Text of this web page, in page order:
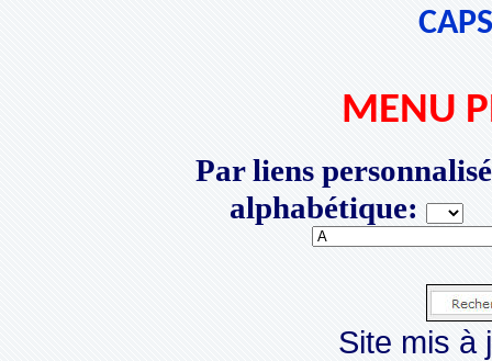
MENU
Par liens
alphabétique:
Site mis à